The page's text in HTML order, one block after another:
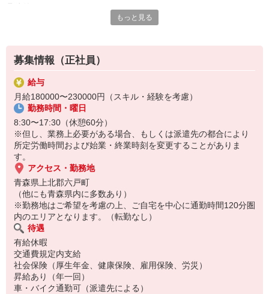
製造業で正社員としてキャリアを築きたい方、ぜひご応募くださ
製品に不備がないか目視チェック
複雑な作業や力仕事はほとんどなく覚えやすいものばかり！
未経験の方もすぐに慣れていただけると思います。
※当社（株）テクノ・サービスに正社員採用の上で、派遣就業先事
業所へ派遣となります。
もっと見る
募集情報（正社員）
給与
月給180000〜230000円（スキル・経験を考慮）
勤務時間・曜日
8:30〜17:30（休憩60分）
※但し、業務上必要がある場合、もしくは派遣先の都合により
所定労働時間および始業・終業時刻を変更することがありま
す。
アクセス・勤務地
青森県上北郡六戸町
（他にも青森県内に多数あり）
※勤務地はご希望を考慮の上、ご自宅を中心に通勤時間120分圏
内のエリアとなります。（転勤なし）
待遇
有給休暇
交通費規定内支給
社会保険（厚生年金、健康保険、雇用保険、労災）
昇給あり（年一回）
車・バイク通勤可（派遣先による）